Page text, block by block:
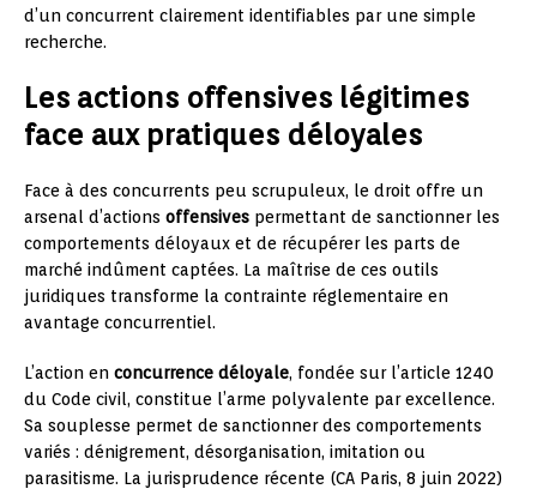
d’un concurrent clairement identifiables par une simple
recherche.
Les actions offensives légitimes
face aux pratiques déloyales
Face à des concurrents peu scrupuleux, le droit offre un
arsenal d’actions offensives permettant de sanctionner les
comportements déloyaux et de récupérer les parts de
marché indûment captées. La maîtrise de ces outils
juridiques transforme la contrainte réglementaire en
avantage concurrentiel.
L’action en concurrence déloyale, fondée sur l’article 1240
du Code civil, constitue l’arme polyvalente par excellence.
Sa souplesse permet de sanctionner des comportements
variés : dénigrement, désorganisation, imitation ou
parasitisme. La jurisprudence récente (CA Paris, 8 juin 2022)